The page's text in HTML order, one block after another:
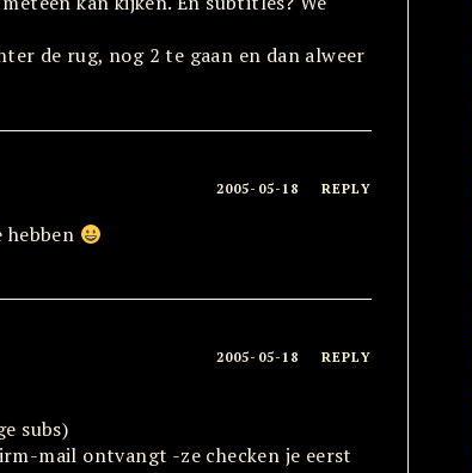
de rug, nog 2 te gaan en dan alweer
2005-05-18 REPLY
2005-05-18 REPLY
subs)
mail ontvangt -ze checken je eerst